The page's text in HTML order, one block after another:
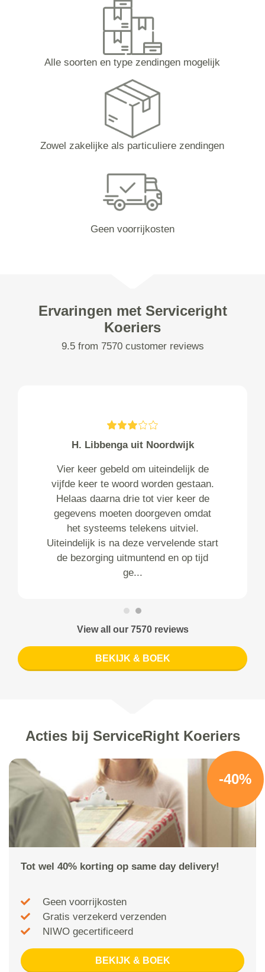
Alle soorten en type zendingen mogelijk
Zowel zakelijke als particuliere zendingen
Geen voorrijkosten
Ervaringen met Serviceright
Koeriers
9.5 from 7570 customer reviews
H. Libbenga uit Noordwijk
Vier keer gebeld om uiteindelijk de
vijfde keer te woord worden gestaan.
Helaas daarna drie tot vier keer de
gegevens moeten doorgeven omdat
het systeems telekens uitviel.
Uiteindelijk is na deze vervelende start
de bezorging uitmuntend en op tijd
ge...
View all our 7570 reviews
BEKIJK & BOEK
Acties bij ServiceRight Koeriers
-40%
Tot wel 40% korting op same day delivery!
Geen voorrijkosten
Gratis verzekerd verzenden
NIWO gecertificeerd
BEKIJK & BOEK